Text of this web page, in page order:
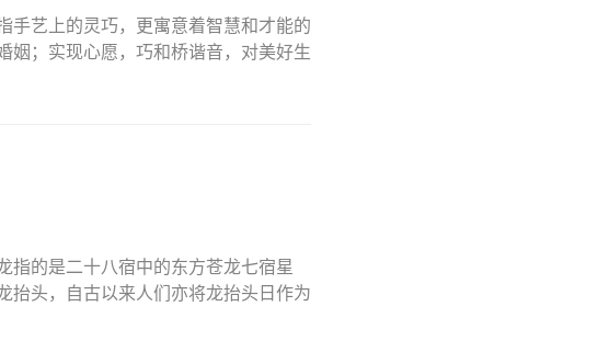
手艺上的灵巧，更寓意着智慧和才能的
姻；实现心愿，巧和桥谐音，对美好生
指的是二十八宿中的东方苍龙七宿星
抬头，自古以来人们亦将龙抬头日作为